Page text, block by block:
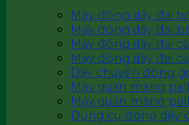
Máy đóng dây đai
Máy đóng dây đai
Máy đóng dây đai
Máy đóng dây đai
Dây chuyền đóng
Máy quấn màng
Máy quấn màng
Dụng cụ đóng dây